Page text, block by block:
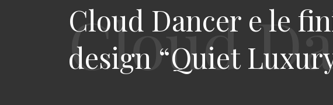
Cloud Dancer e le
design “Quiet